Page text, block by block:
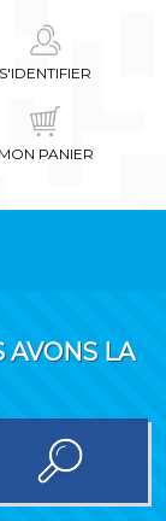
S'IDENTIFIER
MON PANIER
AVONS LA